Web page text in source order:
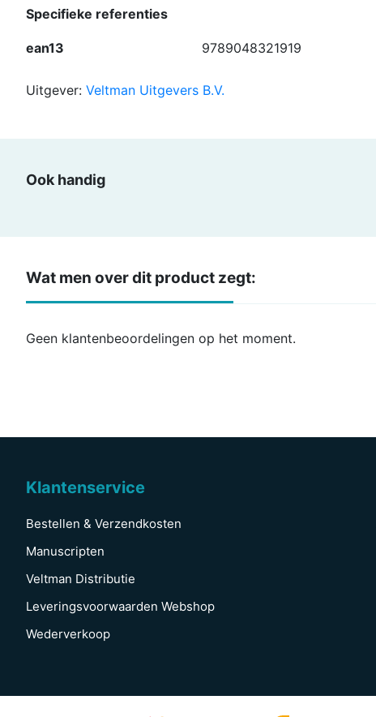
Specifieke referenties
ean13 9789048321919
Uitgever: Veltman Uitgevers B.V.
Ook handig
Wat men over dit product zegt:
Geen klantenbeoordelingen op het moment.
Klantenservice
Bestellen & Verzendkosten
Manuscripten
Veltman Distributie
Leveringsvoorwaarden Webshop
Wederverkoop